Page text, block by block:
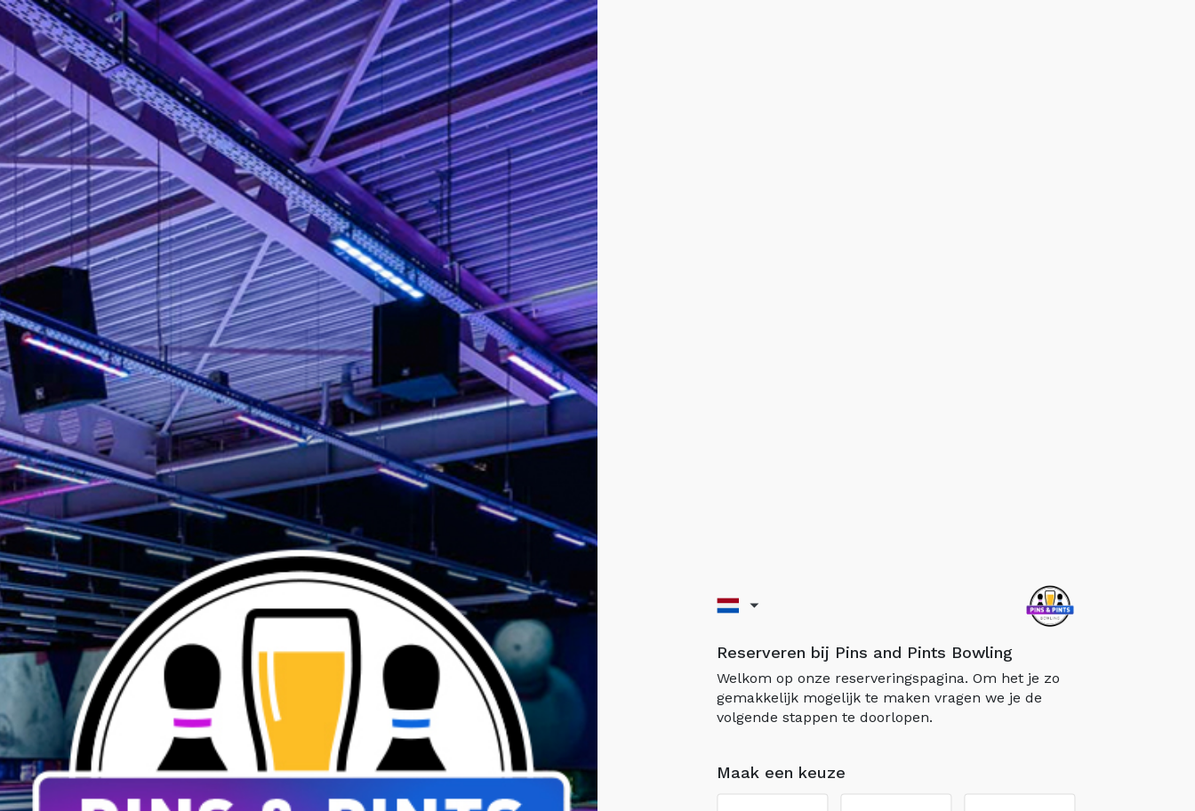
Reserveren bij Pins and Pints Bowling
Welkom op onze reserveringspagina. Om het je zo
gemakkelijk mogelijk te maken vragen we je de
volgende stappen te doorlopen.
Maak een keuze